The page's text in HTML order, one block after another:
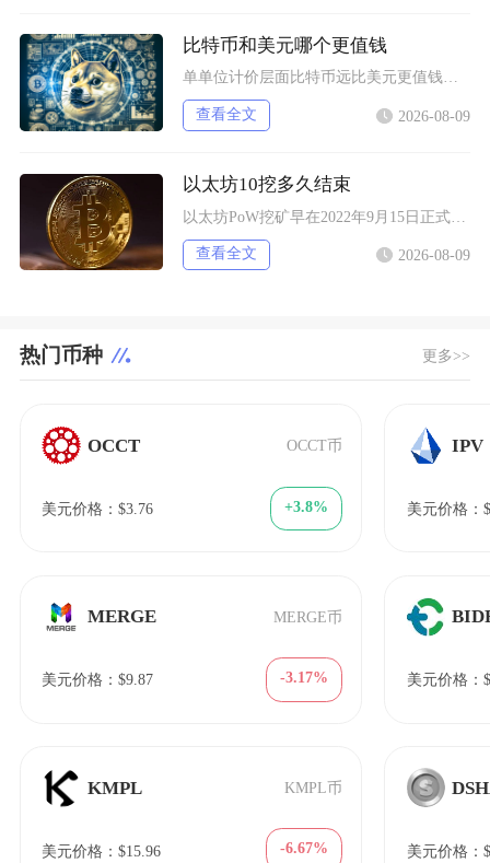
比特币和美元哪个更值钱
单单位计价层面比特币远比美元更值钱，但二者属于完全不同的价值载体，美元是全球通用主权法定货
查看全文 2026-08-09
以太坊10挖多久结束
查看全文 2026-08-09
热门币种 更多>>
OCCT OCCT币
美元价格：$3.76 +3.8%
MERGE MERGE币
美元价格：$9.87 -3.17%
KMPL KMPL币
美元价格：$15.96 -6.67%
IPV
美元价格：
美元价格：
美元价格：